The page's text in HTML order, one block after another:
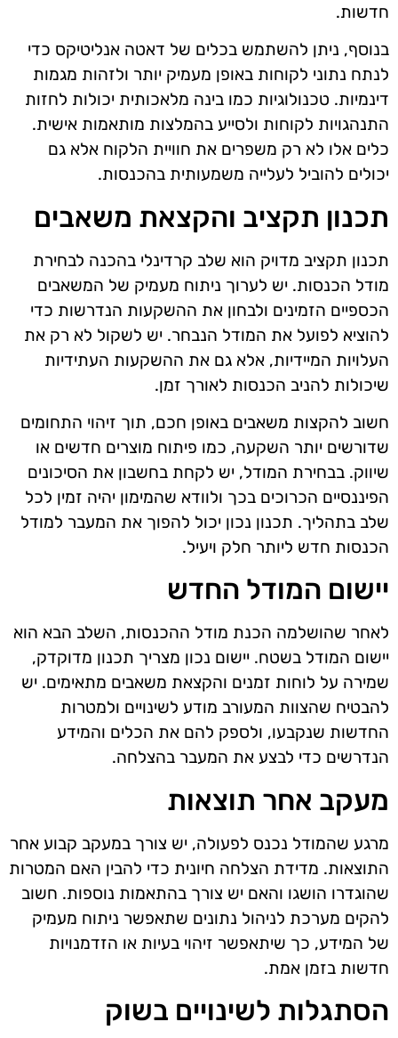
חדשות.
בנוסף, ניתן להשתמש בכלים של דאטה אנליטיקס כדי
לנתח נתוני לקוחות באופן מעמיק יותר ולזהות מגמות
דינמיות. טכנולוגיות כמו בינה מלאכותית יכולות לחזות
התנהגויות לקוחות ולסייע בהמלצות מותאמות אישית.
כלים אלו לא רק משפרים את חוויית הלקוח אלא גם
יכולים להוביל לעלייה משמעותית בהכנסות.
תכנון תקציב והקצאת משאבים
תכנון תקציב מדויק הוא שלב קרדינלי בהכנה לבחירת
מודל הכנסות. יש לערוך ניתוח מעמיק של המשאבים
הכספיים הזמינים ולבחון את ההשקעות הנדרשות כדי
להוציא לפועל את המודל הנבחר. יש לשקול לא רק את
העלויות המיידיות, אלא גם את ההשקעות העתידיות
שיכולות להניב הכנסות לאורך זמן.
חשוב להקצות משאבים באופן חכם, תוך זיהוי התחומים
שדורשים יותר השקעה, כמו פיתוח מוצרים חדשים או
שיווק. בבחירת המודל, יש לקחת בחשבון את הסיכונים
הפיננסיים הכרוכים בכך ולוודא שהמימון יהיה זמין לכל
שלב בתהליך. תכנון נכון יכול להפוך את המעבר למודל
הכנסות חדש ליותר חלק ויעיל.
יישום המודל החדש
לאחר שהושלמה הכנת מודל ההכנסות, השלב הבא הוא
יישום המודל בשטח. יישום נכון מצריך תכנון מדוקדק,
שמירה על לוחות זמנים והקצאת משאבים מתאימים. יש
להבטיח שהצוות המעורב מודע לשינויים ולמטרות
החדשות שנקבעו, ולספק להם את הכלים והמידע
הנדרשים כדי לבצע את המעבר בהצלחה.
מעקב אחר תוצאות
מרגע שהמודל נכנס לפעולה, יש צורך במעקב קבוע אחר
התוצאות. מדידת הצלחה חיונית כדי להבין האם המטרות
שהוגדרו הושגו והאם יש צורך בהתאמות נוספות. חשוב
להקים מערכת לניהול נתונים שתאפשר ניתוח מעמיק
של המידע, כך שיתאפשר זיהוי בעיות או הזדמנויות
חדשות בזמן אמת.
הסתגלות לשינויים בשוק